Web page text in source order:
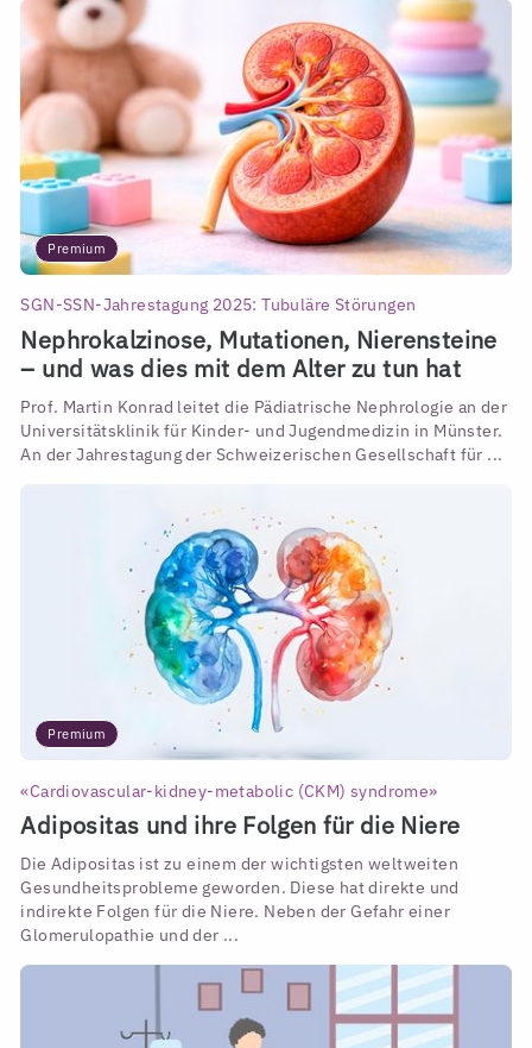
Premium
SGN-SSN-Jahrestagung 2025: Tubuläre Störungen
Nephrokalzinose, Mutationen, Nierensteine
– und was dies mit dem Alter zu tun hat
Prof. Martin Konrad leitet die Pädiatrische Nephrologie an der
Universitätsklinik für Kinder- und Jugendmedizin in Münster.
An der Jahrestagung der Schweizerischen Gesellschaft für ...
Premium
«Cardiovascular-kidney-metabolic (CKM) syndrome»
Adipositas und ihre Folgen für die Niere
Die Adipositas ist zu einem der wichtigsten weltweiten
Gesundheitsprobleme geworden. Diese hat direkte und
indirekte Folgen für die Niere. Neben der Gefahr einer
Glomerulopathie und der ...